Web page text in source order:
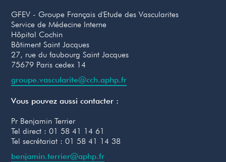
GFEV - Groupe Français d'Etude des Vascularites
Service de Médecine Interne
Hôpital Cochin
Bâtiment Saint Jacques
27, rue du faubourg Saint Jacques
75679 Paris cedex 14
groupe.vascularite@cch.aphp.fr
Vous pouvez aussi contacter :
Pr Benjamin Terrier
‍Tel direct : 01 58 41 14 61
Tel secrétariat : 01 58 41 14 38
benjamin.terrier@aphp.fr